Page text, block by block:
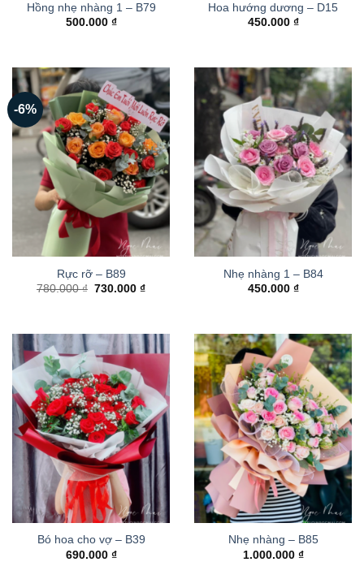
Hồng nhẹ nhàng 1 – B79
500.000 ₫
Hoa hướng dương – D15
450.000 ₫
-6%
Rực rỡ – B89
780.000₫ Giá
730.000₫Giá
Nhẹ nhàng 1 – B84
450.000 ₫
Bó hoa cho vợ – B39
690.000 ₫
Nhẹ nhàng – B85
1.000.000 ₫